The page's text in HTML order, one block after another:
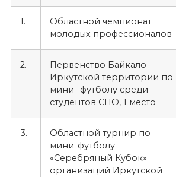
1.
Областной чемпионат
молодых профессионалов
2.
Первенство Байкало-
Иркутской территории по
мини- футболу среди
студентов СПО, 1 место
3.
Областной турнир по
мини-футболу
«Серебряный Кубок»
организаций Иркутской